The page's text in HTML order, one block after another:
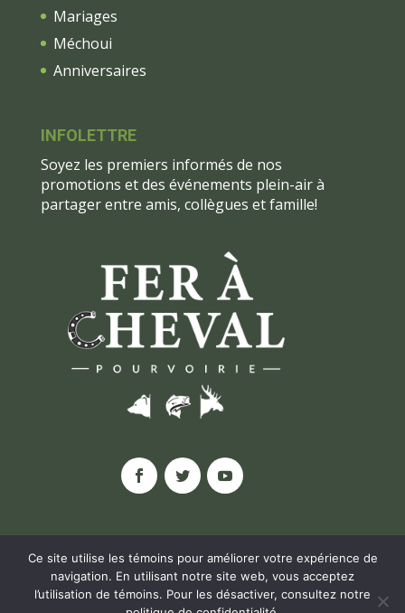
Mariages
Méchoui
Anniversaires
INFOLETTRE
Soyez les premiers informés de nos
promotions et des événements plein-air à
partager entre amis, collègues et famille!
Ce site utilise les témoins pour améliorer votre expérience de
navigation. En utilisant notre site web, vous acceptez
l’utilisation de témoins. Pour les désactiver, consultez notre